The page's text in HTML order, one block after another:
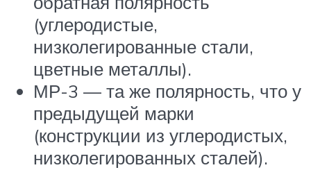
(углеродистые,
низколегированные стали,
цветные металлы).
МР-3 — та же полярность, что у
предыдущей марки
(конструкции из углеродистых,
низколегированных сталей).